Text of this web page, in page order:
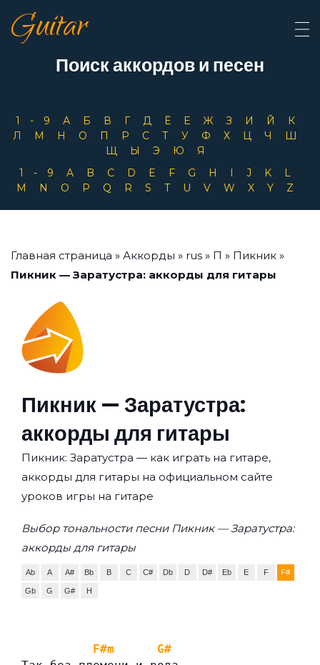
Guitar
Поиск аккордов и песен
1-9 А Б В Г Д Ё Е Ж З И Й
К
Л
М Н О П Р С Т У Ф Х Ц Ч
Ш
Щ
Ы Э Ю
Я
1-9
A B C D E F G H I J K
L
M
N O P Q R S T U V W X Y Z
Главная страница » Аккорды » rus » П » Пикник »
Пикник — Заратустра: аккорды для гитары
Пикник — Заратустра:
аккорды для гитары
Пикник: Заратустра — как играть на гитаре,
аккорды для гитары на официальном сайте
уроков игры на гитаре
Выбор тональности песни Пикник — Заратустра:
аккорды для гитары
Ab A A# Bb B C C# Db D D# Eb E F F#
Gb G G# H
F#m
G#